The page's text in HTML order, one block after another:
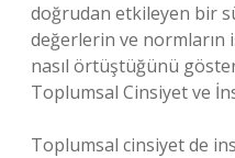
doğrudan etkileyen bir
değerlerin ve normların
nasıl örtüştüğünü
Toplumsal Cinsiyet ve
Toplumsal cinsiyet de